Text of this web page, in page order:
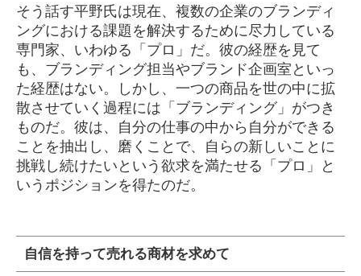
そう話す平野氏は現在、複数の企業のブランディ
ングにおける課題を解決するために尽力している
専門家、いわゆる「プロ」だ。彼の経歴を見て
も、ブランディング担当やブランド企画室といっ
た経歴はない。しかし、一つの商品を世の中に拡
散させていく過程には「ブランディング」がつき
ものだ。彼は、自分の仕事の中から自分ができる
ことを抽出し、磨くことで、自らの新しいことに
挑戦し続けたいという欲求を満たせる「プロ」と
いうポジションを得たのだ。
自信を持って売れる商材を求めて